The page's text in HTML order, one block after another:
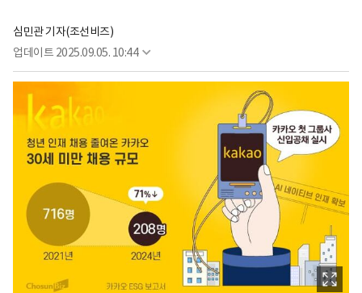
심민관 기자(조선비즈)
업데이트 2025.09.05. 10:44